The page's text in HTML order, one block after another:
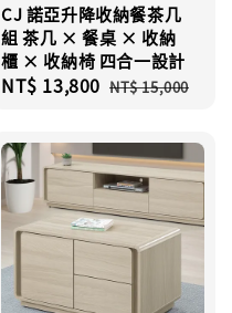
CJ 諾亞升降收納餐茶几
組 茶几 × 餐桌 × 收納
櫃 × 收納椅 四合一設計
Sale
NT$ 13,800 Regular
NT$ 15,000